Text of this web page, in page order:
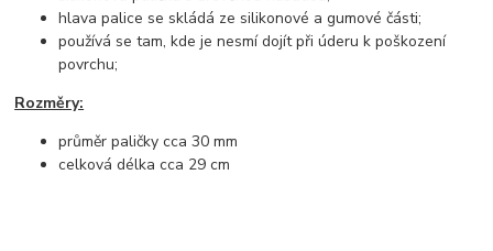
hlava palice se skládá ze silikonové a gumové části;
používá se tam, kde je nesmí dojít při úderu k poškození
povrchu;
Rozměry:
průměr paličky cca 30 mm
celková délka cca 29 cm